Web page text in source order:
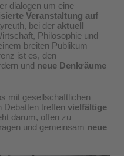
dialogen um eine
Veranstaltung auf
bei der aktuell
Philosophie und
breiten Publikum
ist es, den
und neue Denkräume
mit gesellschaftlichen
Debatten treffen vielfältige
darum, offen zu
und gemeinsam neue